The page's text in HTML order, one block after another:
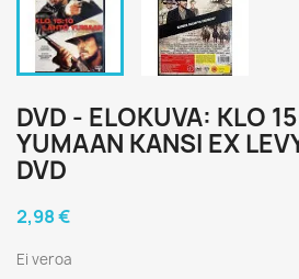
DVD - ELOKUVA: KLO
YUMAAN KANSI EX
DVD
2,98 €
Ei veroa